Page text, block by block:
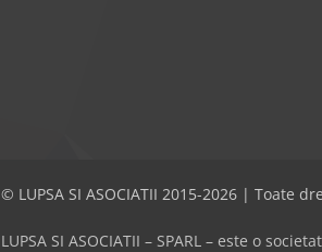
© LUPSA SI ASOCIATII 2015-2026 | Toate
LUPSA SI ASOCIATII – SPARL – este o